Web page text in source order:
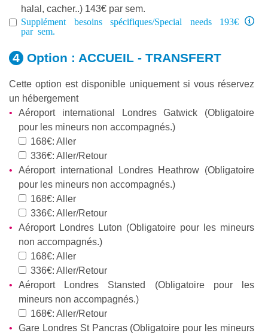
halal, cacher..) 143€ par sem.
Supplément besoins spécifiques/Special needs 193€
par sem.
Option : ACCUEIL - TRANSFERT
Cette option est disponible uniquement si vous réservez
un hébergement
Aéroport international Londres Gatwick (Obligatoire
pour les mineurs non accompagnés.)
168€: Aller
336€: Aller/Retour
Aéroport international Londres Heathrow (Obligatoire
pour les mineurs non accompagnés.)
168€: Aller
336€: Aller/Retour
Aéroport Londres Luton (Obligatoire pour les mineurs
non accompagnés.)
168€: Aller
336€: Aller/Retour
Aéroport Londres Stansted (Obligatoire pour les
mineurs non accompagnés.)
168€: Aller/Retour
Gare Londres St Pancras (Obligatoire pour les mineurs